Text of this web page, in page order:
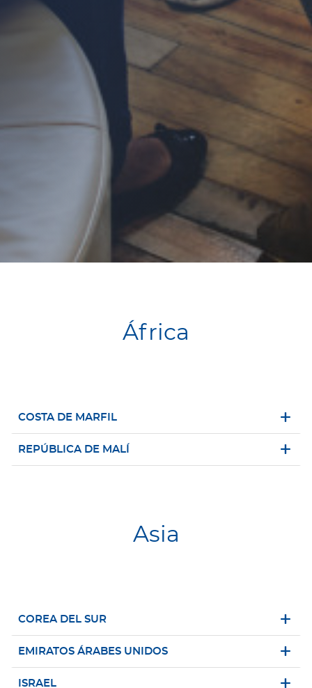
África
COSTA DE MARFIL
REPÚBLICA DE MALÍ
Asia
COREA DEL SUR
EMIRATOS ÁRABES UNIDOS
ISRAEL